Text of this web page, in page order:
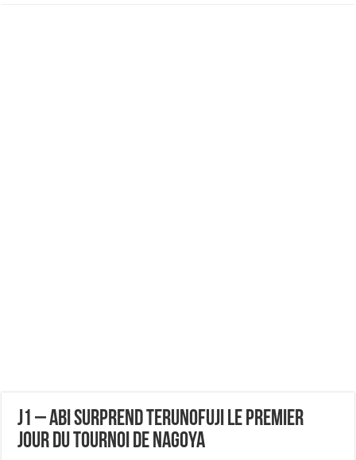
J1 – Abi surprend Terunofuji le premier
jour du tournoi de Nagoya